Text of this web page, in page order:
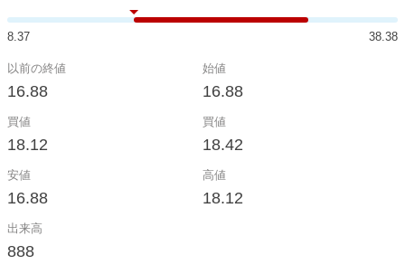
8.37 38.38
以前の終値
16.88
始値
16.88
買値
18.12
買値
18.42
安値
16.88
高値
18.12
出来高
888